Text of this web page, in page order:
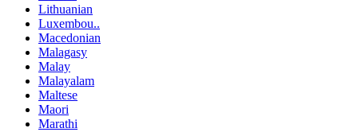
Lithuanian
Luxembou..
Macedonian
Malagasy
Malay
Malayalam
Maltese
Maori
Marathi